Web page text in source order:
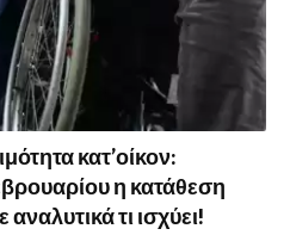
κατ’οίκον:
η κατάθεση
τι ισχύει!